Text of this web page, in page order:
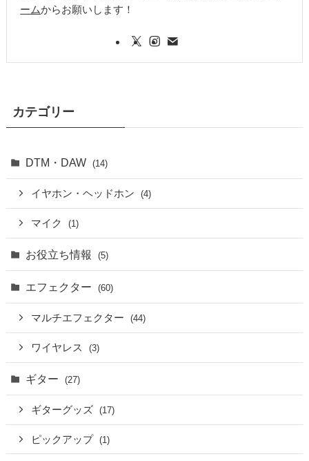
ームからお願いします！
カテゴリー
DTM・DAW (14)
イヤホン・ヘッドホン (4)
マイク (1)
お役立ち情報 (5)
エフェクター (60)
マルチエフェクター (44)
ワイヤレス (3)
ギター (27)
ギターグッズ (17)
ピックアップ (1)